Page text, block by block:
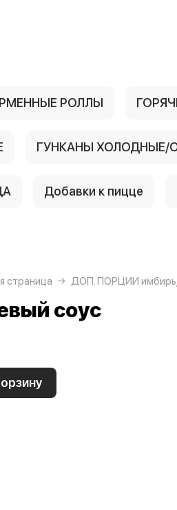
РОЛЛЫ
ГУНКАНЫ ХОЛОДНЫЕ/
Добавки к пицце
страница ДОП. ПОРЦИИ
соус